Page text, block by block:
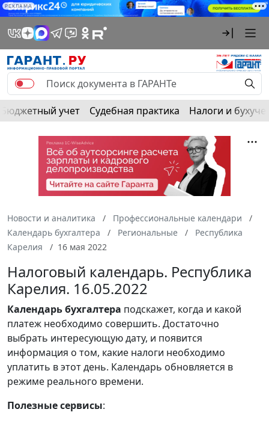
РЕКЛАМА
Бюджетный учет Судебная практика Налоги и
Новости и аналитика
Профессиональные календари
Календарь бухгалтера
Региональные
Республика
Карелия
16 мая 2022
Налоговый календарь. Республика
Карелия. 16.05.2022
Календарьбухгалтера подскажет, когда и какой
платеж необходимо совершить. Достаточно
выбрать интересующую дату, и появится
информация о том, какие налоги необходимо
уплатить в этот день. Календарь обновляется в
режиме реального времени.
Полезные сервисы: